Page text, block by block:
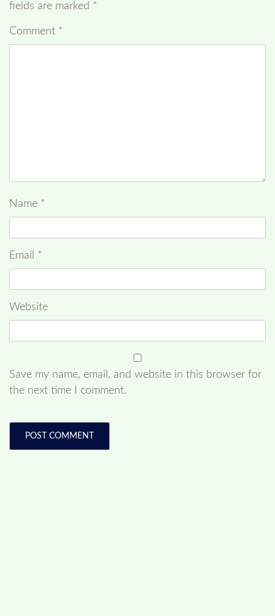
fields are marked *
Comment *
Name *
Email *
Website
Save my name, email, and website in this browser for
the next time I comment.